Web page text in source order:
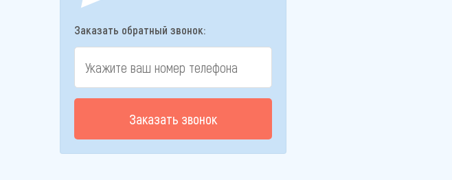
Заказать обратный звонок:
Заказать звонок